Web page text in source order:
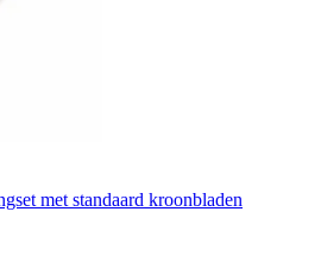
met standaard kroonbladen